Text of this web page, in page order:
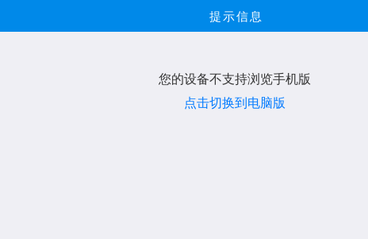
提示信息
您的设备不支持浏览手机版
点击切换到电脑版